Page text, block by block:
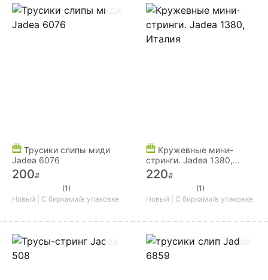
Трусики слипы миди
Jadea 6076
200₴
(1)
Новый | С бирками/в упаковке
Кружевные мини-
стринги. Jadea 1380,
Италия
220₴
(1)
Новый | С бирками/в упаковке